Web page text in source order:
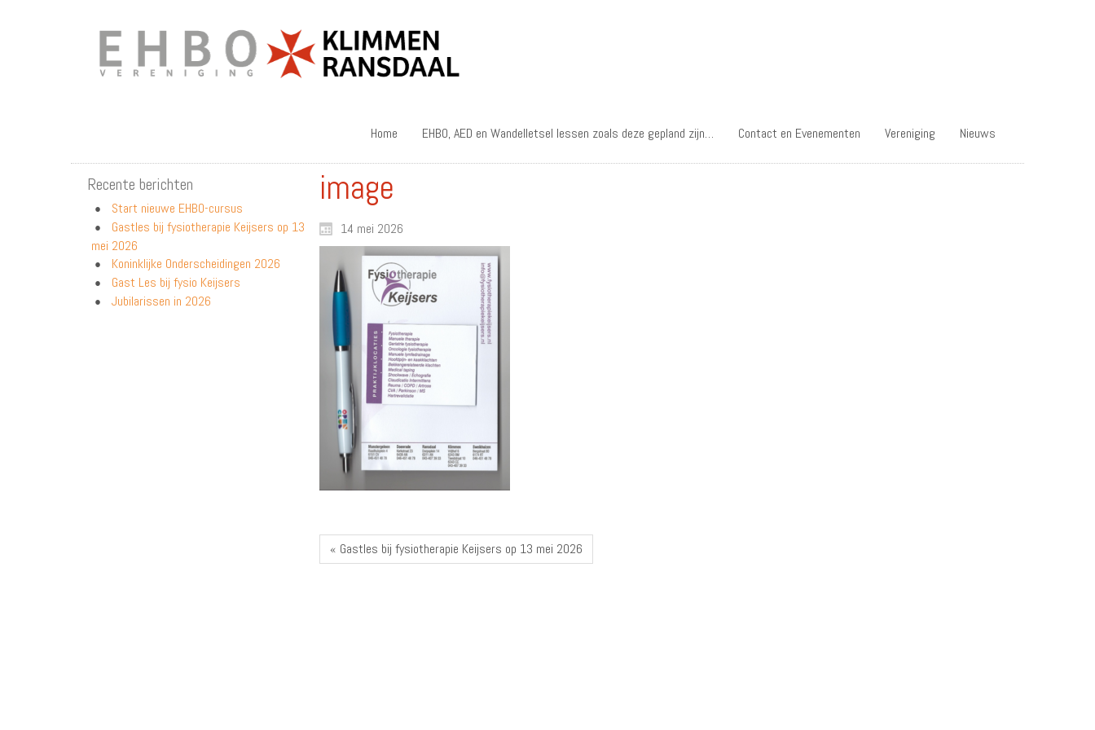
Home EHBO, AED en Wandelletsel lessen zoals deze gepland zijn… Contact en Evenementen Vereniging Nieuws
Recente berichten
Start nieuwe EHBO-cursus
Gastles bij fysiotherapie Keijsers op 13
mei 2026
Koninklijke Onderscheidingen 2026
Gast Les bij fysio Keijsers
Jubilarissen in 2026
image
14 mei 2026
« Gastles bij fysiotherapie Keijsers op 13 mei 2026